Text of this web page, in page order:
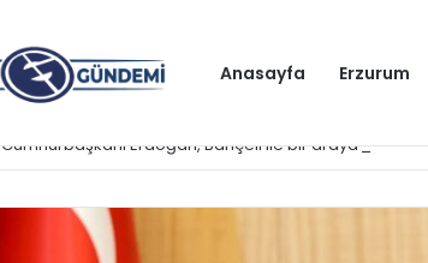
Anasayfa Erzurum
Cumhurbaşkanı Erdoğan, Bahçeli ile bir araya gelecek